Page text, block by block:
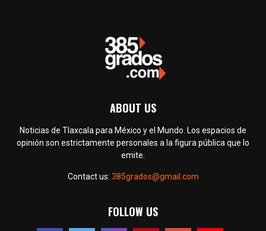
ABOUT US
Noticias de Tlaxcala para México y el Mundo. Los espacios de
opinión son estrictamente personales a la figura pública que lo
emite.
Contact us: 385grados@gmail.com
FOLLOW US